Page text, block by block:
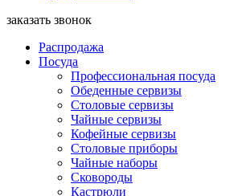
заказать звонок
Распродажа
Посуда
Профессиональная посуда
Обеденные сервизы
Столовые сервизы
Чайные сервизы
Кофейные сервизы
Столовые приборы
Чайные наборы
Сковороды
Кастрюли